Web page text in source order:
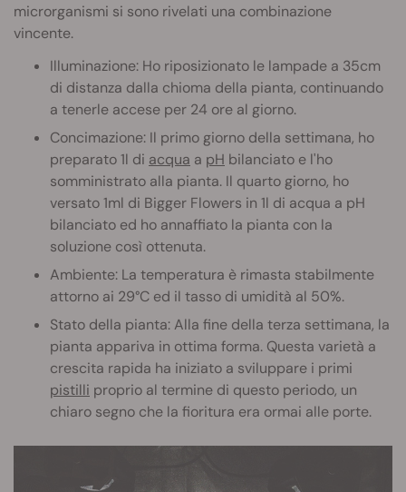
microrganismi si sono rivelati una combinazione
vincente.
Illuminazione: Ho riposizionato le lampade a 35cm
di distanza dalla chioma della pianta, continuando
a tenerle accese per 24 ore al giorno.
Concimazione: Il primo giorno della settimana, ho
preparato 1l di acqua a pH bilanciato e l'ho
somministrato alla pianta. Il quarto giorno, ho
versato 1ml di Bigger Flowers in 1l di acqua a pH
bilanciato ed ho annaffiato la pianta con la
soluzione così ottenuta.
Ambiente: La temperatura è rimasta stabilmente
attorno ai 29°C ed il tasso di umidità al 50%.
Stato della pianta: Alla fine della terza settimana, la
pianta appariva in ottima forma. Questa varietà a
crescita rapida ha iniziato a sviluppare i primi
pistilli proprio al termine di questo periodo, un
chiaro segno che la fioritura era ormai alle porte.